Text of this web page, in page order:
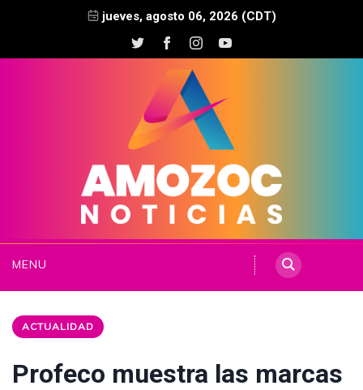
jueves, agosto 06, 2026 (CDT)
MENU
ACTUALIDAD
Profeco muestra las marcas